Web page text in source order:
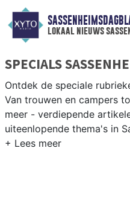
lokaal nieuws
SPECIALS
Ontdek de speciale
Van trouwen en campers
meer - verdiepende
uiteenlopende thema's in